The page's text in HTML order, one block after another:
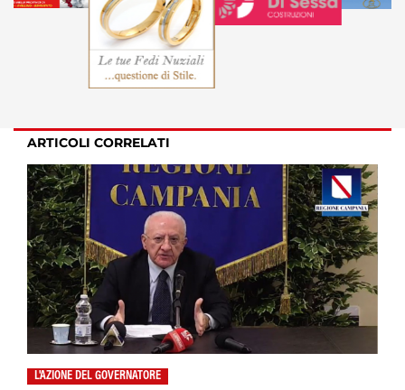
ARTICOLI CORRELATI
L'AZIONE DEL GOVERNATORE